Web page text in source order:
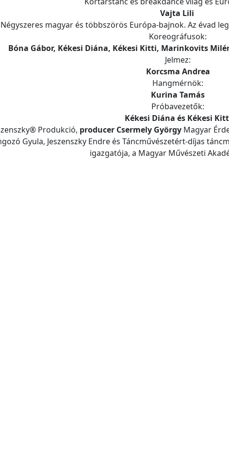
Vajta Lili
Négyszeres magyar és többszörös Európa-bajnok. Az évad
Koreográfusok:
Bóna Gábor, Kékesi Diána, Kékesi Kitti, Marinkovits
Jelmez:
Korcsma Andrea
Hangmérnök:
Kurina Tamás
Próbavezetők:
Kékesi Diána és Kékesi
Produkció, producer Csermely GyörgyMagyar
Gyula, Jeszenszky Endre és Táncművészetért-díjas
igazgatója, a Magyar Művészeti